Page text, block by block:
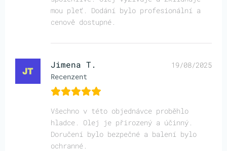
mou pleť. Dodání bylo profesionální a
cenově dostupné.
Jimena T.
Recenzent
19/08/2025
Všechno v této objednávce proběhlo
hladce. Olej je přirozený a účinný.
Doručení bylo bezpečné a balení bylo
ochranné.